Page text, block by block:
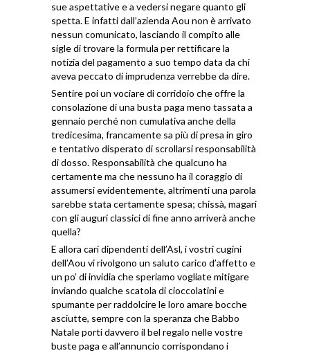
sue aspettative e a vedersi negare quanto gli
spetta. E infatti dall’azienda Aou non è arrivato
nessun comunicato, lasciando il compito alle
sigle di trovare la formula per rettificare la
notizia del pagamento a suo tempo data da chi
aveva peccato di imprudenza verrebbe da dire.
Sentire poi un vociare di corridoio che offre la
consolazione di una busta paga meno tassata a
gennaio perché non cumulativa anche della
tredicesima, francamente sa più di presa in giro
e tentativo disperato di scrollarsi responsabilità
di dosso. Responsabilità che qualcuno ha
certamente ma che nessuno ha il coraggio di
assumersi evidentemente, altrimenti una parola
sarebbe stata certamente spesa; chissà, magari
con gli auguri classici di fine anno arriverà anche
quella?
E allora cari dipendenti dell’Asl, i vostri cugini
dell’Aou vi rivolgono un saluto carico d’affetto e
un po’ di invidia che speriamo vogliate mitigare
inviando qualche scatola di cioccolatini e
spumante per raddolcire le loro amare bocche
asciutte, sempre con la speranza che Babbo
Natale porti davvero il bel regalo nelle vostre
buste paga e all’annuncio corrispondano i